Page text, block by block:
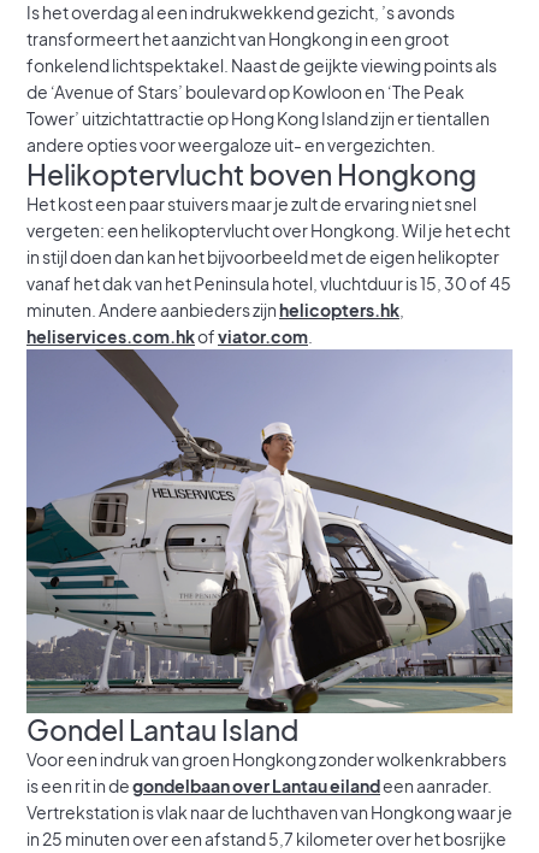
Is het overdag al een indrukwekkend gezicht, ’s avonds
transformeert het aanzicht van Hongkong in een groot
fonkelend lichtspektakel. Naast de geijkte viewing points als
de ‘Avenue of Stars’ boulevard op Kowloon en ‘The Peak
Tower’ uitzichtattractie op Hong Kong Island zijn er tientallen
andere opties voor weergaloze uit- en vergezichten.
Helikoptervlucht boven Hongkong
Het kost een paar stuivers maar je zult de ervaring niet snel
vergeten: een helikoptervlucht over Hongkong. Wil je het echt
in stijl doen dan kan het bijvoorbeeld met de eigen helikopter
vanaf het dak van het Peninsula hotel, vluchtduur is 15, 30 of 45
minuten. Andere aanbieders zijnhelicopters.hk
heliservices.com.hkofviator.com
Gondel Lantau Island
Voor een indruk van groen Hongkong zonder wolkenkrabbers
is een rit in degondelbaan over Lantau eilandeen aanrader.
Vertrekstation is vlak naar de luchthaven van Hongkong waar je
in 25 minuten over een afstand 5,7 kilometer over het bosrijke